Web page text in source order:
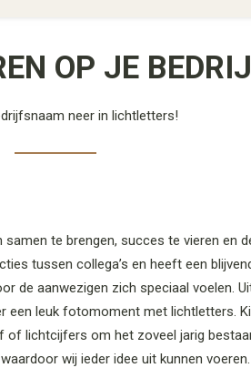
OP JE
neer in lichtletters!
te brengen, succes te vieren en
tussen collega’s en heeft een
de aanwezigen zich speciaal voelen.
leuk fotomoment met lichtletters.
lichtcijfers om het zoveel jarig
wij ieder idee uit kunnen voeren.